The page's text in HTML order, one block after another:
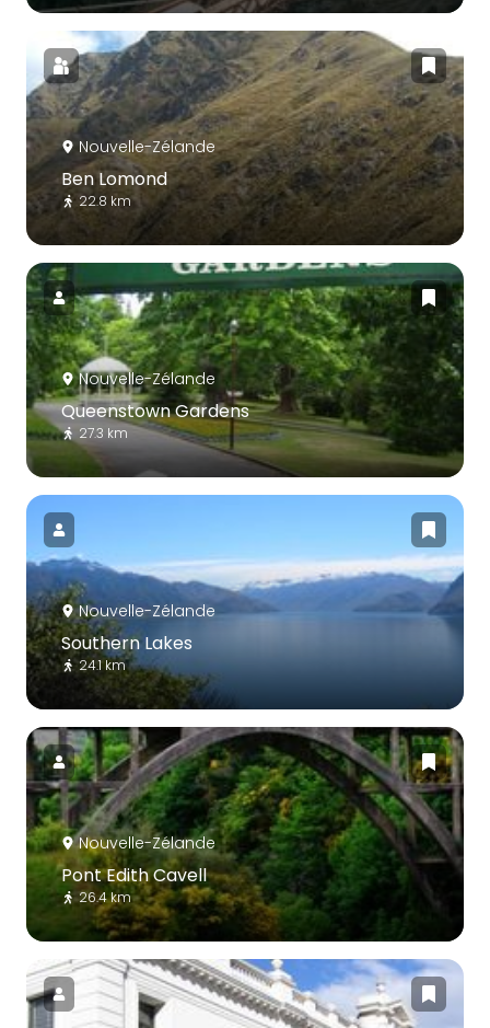
Nouvelle-Zélande
Ben Lomond
22.8 km
Nouvelle-Zélande
Queenstown Gardens
27.3 km
Nouvelle-Zélande
Southern Lakes
24.1 km
Nouvelle-Zélande
Pont Edith Cavell
26.4 km